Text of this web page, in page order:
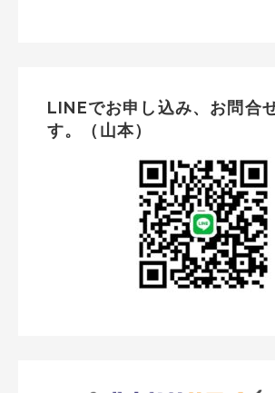
LINEでお申し込み、お問合
す。（山本）